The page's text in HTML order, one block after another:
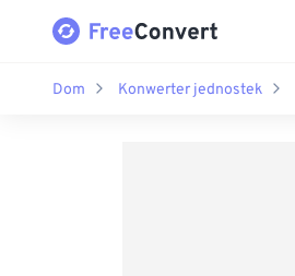
Dom Konwerter jednostek